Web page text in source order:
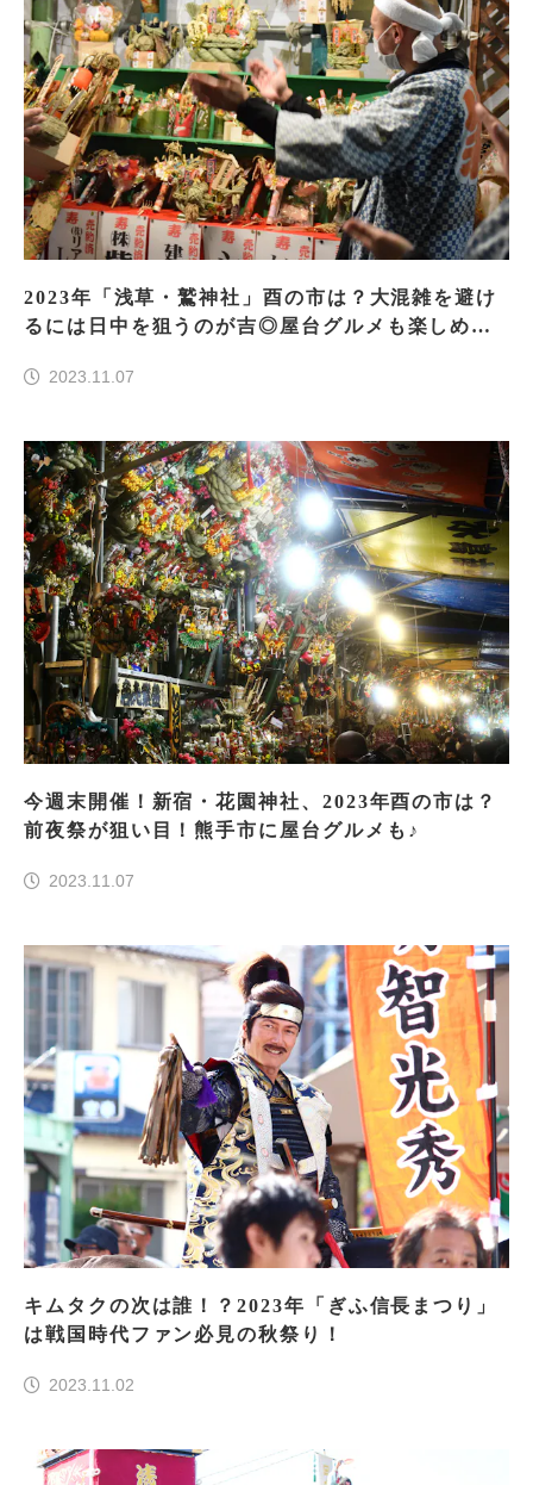
2023年「浅草・鷲神社」酉の市は？大混雑を避け
るには日中を狙うのが吉◎屋台グルメも楽しめ
2023.11.07
今週末開催！新宿・花園神社、2023年酉の市は？
前夜祭が狙い目！熊手市に屋台グルメも♪
2023.11.07
キムタクの次は誰！？2023年「ぎふ信長まつり」
は戦国時代ファン必見の秋祭り！
2023.11.02